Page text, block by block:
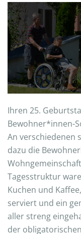
Ihren 25.
Bewohner*innen-
An verschiedenen
dazu die
Tagesstruktur
Kuchen und
serviert und ein
aller streng
der